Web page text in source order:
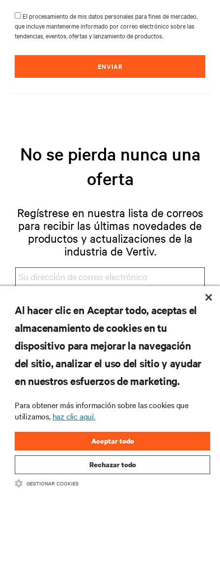
El procesamiento de mis datos personales para fines de mercadeo,
que incluye mantenerme informado por correo electrónico sobre las
tendencias, eventos, ofertas y lanzamiento de productos.
ENVIAR
No se pierda nunca una
oferta
Regístrese en nuestra lista de correos
para recibir las últimas novedades de
productos y actualizaciones de la
industria de Vertiv.
REGISTRARSE
RECURSOS
CORPORATIVO
SÍGANOS
Al hacer clic en Aceptar todo, aceptas el
almacenamiento de cookies en tu
dispositivo para mejorar la navegación
del sitio, analizar el uso del sitio y ayudar
en nuestros esfuerzos de marketing.
Para obtener más información sobre las cookies que
utilizamos, haz clic aquí.
Rechazar todo
Aceptar todo
GESTIONAR COOKIES